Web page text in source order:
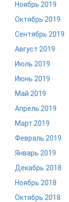
Ноябрь 2019
Октябрь 2019
Сентябрь 2019
Август 2019
Июль 2019
Июнь 2019
Май 2019
Апрель 2019
Март 2019
Февраль 2019
Январь 2019
Декабрь 2018
Ноябрь 2018
Октябрь 2018